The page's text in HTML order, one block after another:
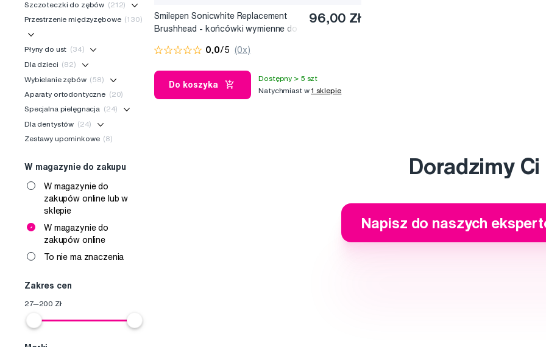
Szczoteczki do zębów (212)
Przestrzenie międzyzębowe (130)
Płyny do ust (34)
Dla dzieci (82)
Wybielanie zębów (58)
Aparaty ortodontyczne (20)
Specjalna pielęgnacja (24)
Dla dentystów (24)
Zestawy upominkowe (8)
W magazynie do zakupu
W magazynie do
zakupów online lub w
sklepie
W magazynie do
zakupów online
To nie ma znaczenia
Zakres cen
27—200 Zł
Smilepen Sonicwhite Replacement
Brushhead - końcówki wymienne do
Sonicwhite Whitening, 2 szt.
96,00 Zł
0,0/5 (0x)
Do koszyka
Dostępny > 5 szt
Natychmiast w1 sklepie
Doradzimy Ci
Napisz do naszych